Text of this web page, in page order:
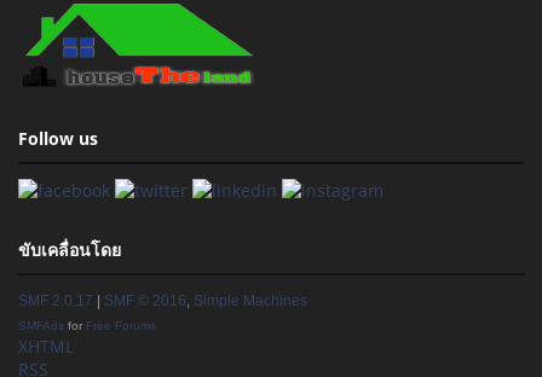
Follow us
ขับเคลื่อนโดย
SMF 2.0.17 SMF © 2016, Simple Machines
SMFAds for Free Forums
XHTML
RSS